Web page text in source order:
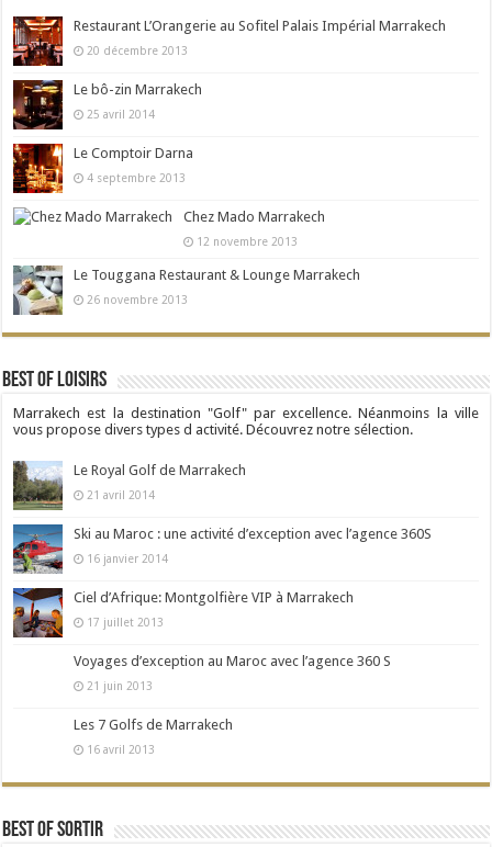
Restaurant L’Orangerie au Sofitel Palais Impérial Marrakech
20 décembre 2013
Le bô-zin Marrakech
25 avril 2014
Le Comptoir Darna
4 septembre 2013
Chez Mado Marrakech
12 novembre 2013
Le Touggana Restaurant & Lounge Marrakech
26 novembre 2013
Best Of Loisirs
Marrakech est la destination "Golf" par excellence. Néanmoins la ville
vous propose divers types d activité. Découvrez notre sélection.
Le Royal Golf de Marrakech
21 avril 2014
Ski au Maroc : une activité d’exception avec l’agence 360S
16 janvier 2014
Ciel d’Afrique: Montgolfière VIP à Marrakech
17 juillet 2013
Voyages d’exception au Maroc avec l’agence 360 S
21 juin 2013
Les 7 Golfs de Marrakech
16 avril 2013
Best Of Sortir